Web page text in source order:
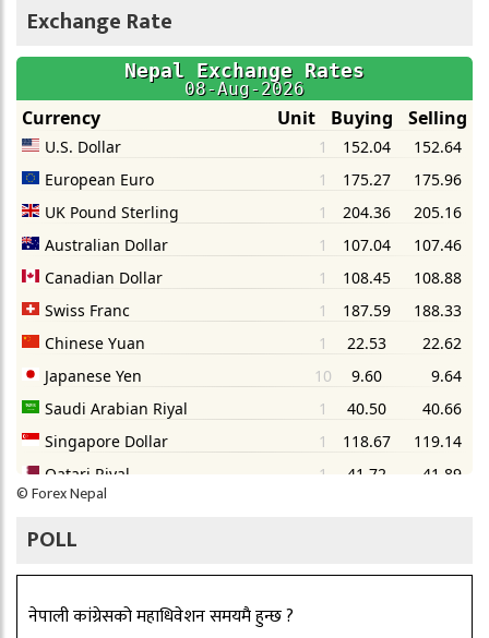
Exchange Rate
©Forex Nepal
POLL
नेपाली कांग्रेसको महाधिवेशन समयमै हुन्छ ?